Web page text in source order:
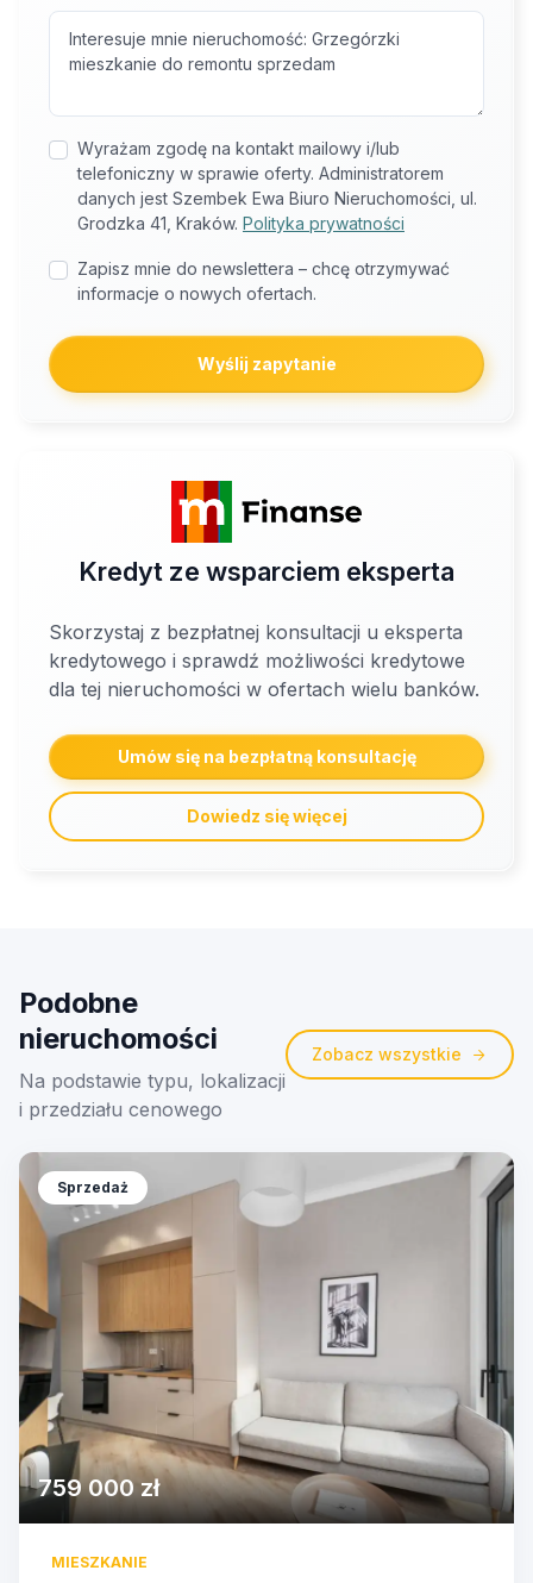
Wyrażam zgodę na kontakt mailowy i/lub
telefoniczny w sprawie oferty. Administratorem
danych jest Szembek Ewa Biuro Nieruchomości, ul.
Grodzka 41, Kraków. Polityka prywatności
Zapisz mnie do newslettera – chcę otrzymywać
informacje o nowych ofertach.
Wyślij zapytanie
Kredyt ze wsparciem eksperta
Skorzystaj z bezpłatnej konsultacji u eksperta
kredytowego i sprawdź możliwości kredytowe
dla tej nieruchomości w ofertach wielu banków.
Umów się na bezpłatną konsultację
Dowiedz się więcej
Podobne
nieruchomości
Na podstawie typu, lokalizacji
i przedziału cenowego
Zobacz wszystkie
Sprzedaż
759 000 zł
MIESZKANIE